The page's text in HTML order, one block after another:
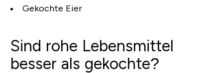
Gekochte Eier
Sind rohe Lebensmittel
besser als gekochte?